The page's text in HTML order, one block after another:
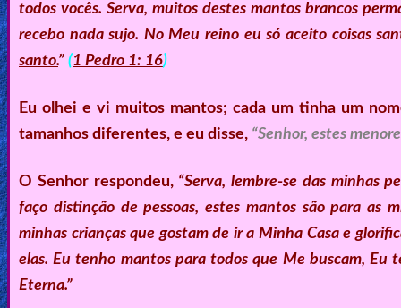
todos vocês. Serva, muitos destes mantos brancos
recebo nada sujo. No Meu reino eu só aceito coisas
santo.” (1 Pedro 1: 16)
Eu olhei e vi muitos mantos; cada um tinha um
tamanhos diferentes, e eu disse, “Senhor, estes
O Senhor respondeu, “Serva, lembre-se das minhas
faço distinção de pessoas, estes mantos são para as
minhas crianças que gostam de ir a Minha Casa e
elas. Eu tenho mantos para todos que Me buscam, Eu
Eterna.”